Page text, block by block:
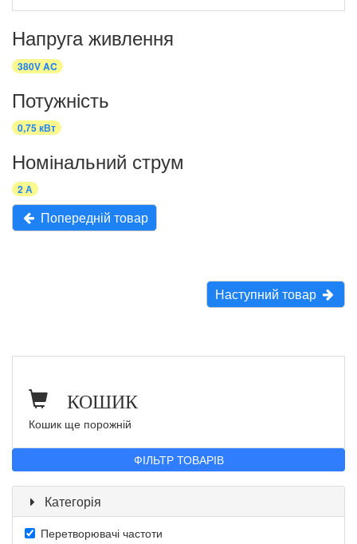
Напруга живлення
380V AC
Потужність
0,75 кВт
Номінальний струм
2 А
Попередній товар
Наступний товар
КОШИК
Кошик ще порожній
ФІЛЬТР ТОВАРІВ
Категорія
Перетворювачі частоти